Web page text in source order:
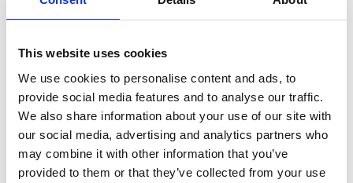
This website uses cookies
We use cookies to personalise content and ads, to
provide social media features and to analyse our traffic.
We also share information about your use of our site with
our social media, advertising and analytics partners who
may combine it with other information that you’ve
provided to them or that they’ve collected from your use
があります！